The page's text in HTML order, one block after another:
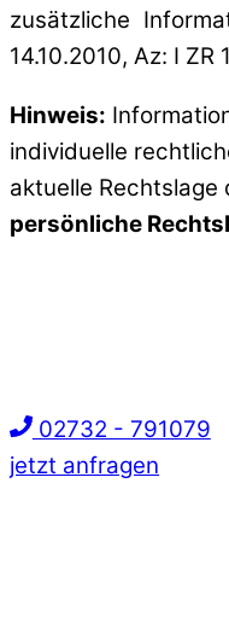
zusätzliche
14.10.2010, Az: I ZR
Hinweis:
individuelle
aktuelle
persönliche
02732 - 791079
jetzt anfragen